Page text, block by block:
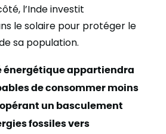
l’Inde investit
le solaire pour protéger le
sa population.
énergétique appartiendra
de consommer moins
un basculement
fossiles vers